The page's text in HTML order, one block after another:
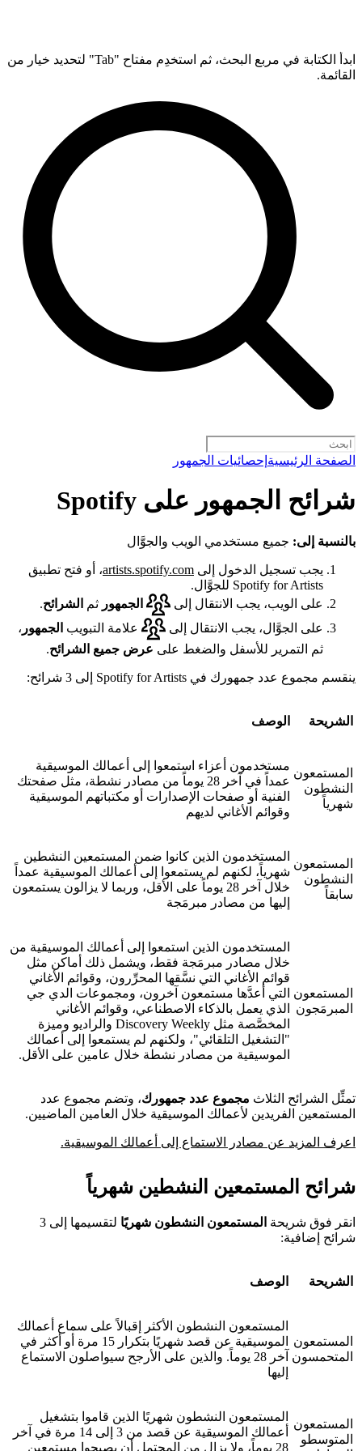
ابدأ الكتابة في مربع البحث، ثم استخدِم مفتاح "Tab" لتحديد خيار من
القائمة.
الصفحة الرئيسية إحصائيات الجمهور
شرائح الجمهور على Spotify
بالنسبة إلى: جميع مستخدمي الويب والجوَّال
يجب تسجيل الدخول إلى artists.spotify.com، أو فتح تطبيق
Spotify for Artists للجوَّال.
على الويب، يجب الانتقال إلى
الجمهور ثم الشرائح.
على الجوَّال، يجب الانتقال إلى
علامة التبويب الجمهور ،
ثم التمرير للأسفل والضغط على عرض جميع الشرائح.
ينقسم مجموع عدد جمهورك في Spotify for Artists إلى 3 شرائح:
الشريحة الوصف
المستمعون
النشطون
شهرياً
مستخدمون أعزاء استمعوا إلى أعمالك الموسيقية
عمداً في آخر 28 يوماً من مصادر نشطة، مثل صفحتك
الفنية أو صفحات الإصدارات أو مكتباتهم الموسيقية
وقوائم الأغاني لديهم
المستمعون
النشطون
سابقاً
المستخدمون الذين كانوا ضمن المستمعين النشطين
شهرياً، لكنهم لم يستمعوا إلى أعمالك الموسيقية عمداً
خلال آخر 28 يوماً على الأقل، وربما لا يزالون يستمعون
إليها من مصادر مبرمَجة
المستمعون
المبرمَجون
المستخدمون الذين استمعوا إلى أعمالك الموسيقية من
خلال مصادر مبرمَجة فقط، ويشمل ذلك أماكن مثل
قوائم الأغاني التي نسَّقها المحرِّرون، وقوائم الأغاني
التي أعدَّها مستمعون آخرون، ومجموعات الدي جي
الذي يعمل بالذكاء الاصطناعي، وقوائم الأغاني
المخصَّصة مثل Discovery Weekly والراديو وميزة
"التشغيل التلقائي"، ولكنهم لم يستمعوا إلى أعمالك
الموسيقية من مصادر نشطة خلال عامين على الأقل.
تمثِّل الشرائح الثلاث مجموع عدد جمهورك، وتضم مجموع عدد
المستمعين الفريدين لأعمالك الموسيقية خلال العامين الماضيين.
اعرف المزيد عن مصادر الاستماع إلى أعمالك الموسيقية.
شرائح المستمعين النشطين شهرياً
انقر فوق شريحة المستمعون النشطون شهريًا
لتقسيمها إلى 3
شرائح إضافية:
الشريحة الوصف
المستمعون
المتحمسون
المستمعون النشطون الأكثر إقبالاً على سماع أعمالك
الموسيقية عن قصد شهريًا بتكرار 15 مرة أو أكثر في
آخر 28 يوماً. والذين على الأرجح سيواصلون الاستماع
إليها
المستمعون
المتوسطو
المستمعون النشطون شهريًا الذين قاموا بتشغيل
أعمالك الموسيقية عن قصد من 3 إلى 14 مرة في آخر
28 يوماً، ولا يزال من المحتمل أن يصبحوا مستمعين